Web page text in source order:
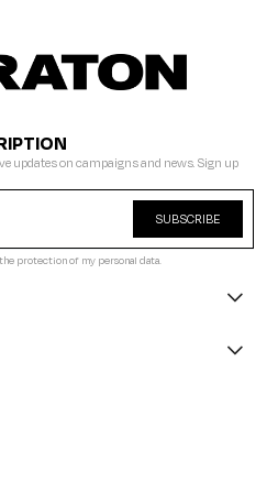
updates on campaigns and news. Sign up
SUBSCRIBE
protection of my personal data.